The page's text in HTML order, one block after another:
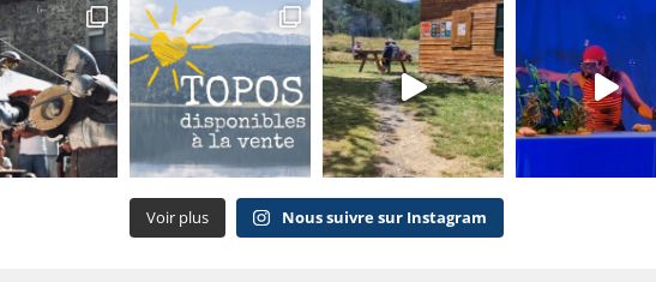
Voir plus Nous suivre sur Instagram